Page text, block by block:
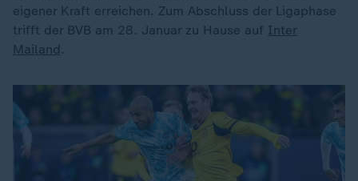
eigener Kraft erreichen. Zum Abschluss der Ligaphase
trifft der BVB am 28. Januar zu Hause auf Inter
Mailand .